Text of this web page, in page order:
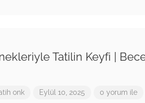
Tatilin Keyfi |
onk Eylül 10, 2025 0 yorum ile